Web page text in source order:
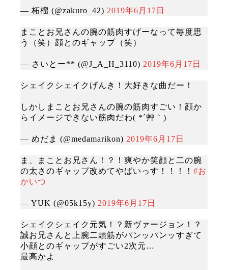
— 柘榴 (@zakuro_42) 2019年6月17日
まことお兄さんの腕の筋肉すげーなって毎度思
う（笑）顔とのギャップ（笑）
— さいとー** (@J_A_H_3110) 2019年6月17日
シェイクシェイクげんき！大好きな曲だー！
しかしまことお兄さんの腕の筋肉すごい！顔か
らイメージできない筋肉だわ( *´艸｀)
— めだま (@medamarikon) 2019年6月17日
ま、まことお兄さん！？！爽やか笑顔と二の腕
の太さのギャップ改めてやばいっす！！！！ #お
かいつ
— YUK (@05k15y) 2019年6月17日
シェイクシェイク元気！？新ヴァージョン！？
誠お兄さんと上腕二頭筋がパンッパンッすぎて
小顔とのギャップがすごい2次元…
最高かよ